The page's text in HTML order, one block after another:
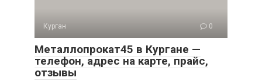
Курган 0
Металлопрокат45 в Кургане —
телефон, адрес на карте, прайс,
отзывы